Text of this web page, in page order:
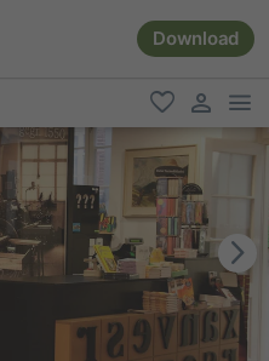
Download
favoriti
user link